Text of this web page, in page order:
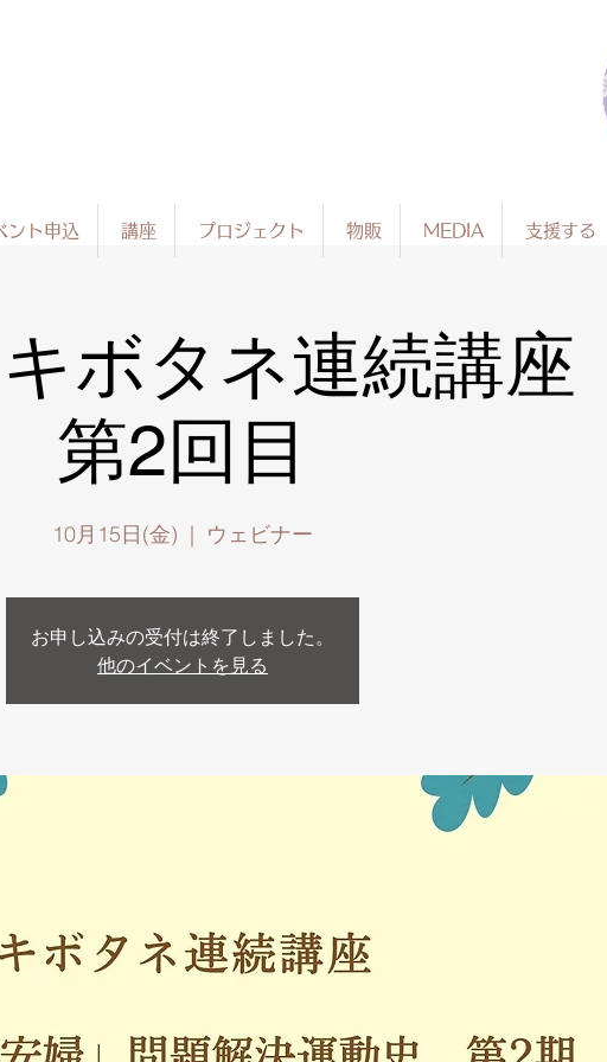
ント申込 講座 プロジェクト 物販 MEDIA 支援する
キボタネ連続講座
第2回目
10月15日(金)
  |
ウェビナー
お申し込みの受付は終了しました。
他のイベントを見る